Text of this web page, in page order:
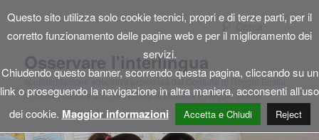
Osservare l'interlingua
sperimentazione educativa promossa dal Comune di Reggio Emilia
in collaborazione con l'Università di Modena e Reggio Emilia
Cerca
Questo sito utilizza solo cookie tecnici, propri e di terze parti, per il
corretto funzionamento delle pagine web e per il miglioramento dei
servizi.
Chiudendo questo banner, scorrendo questa pagina, cliccando su un
link o proseguendo la navigazione in altra maniera, acconsenti all’uso
dei cookie. Maggior informazioni Accetta e Chiudi Reject